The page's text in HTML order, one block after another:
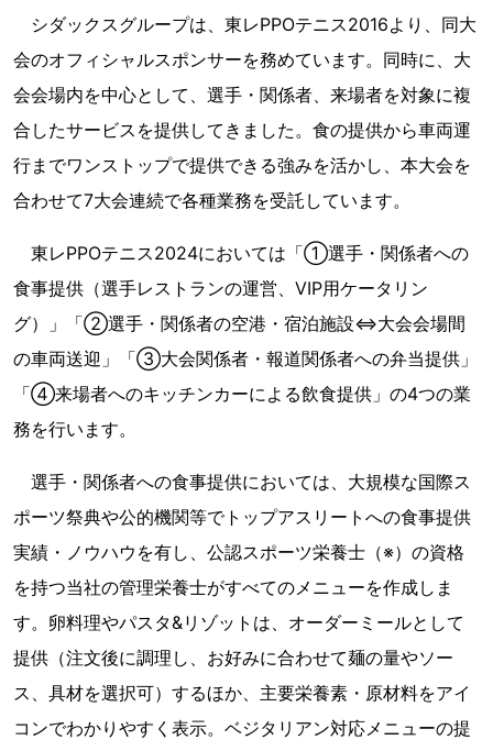
シダックスグループは、東レPPOテニス2016より、同大
会のオフィシャルスポンサーを務めています。同時に、大
会会場内を中心として、選手・関係者、来場者を対象に複
合したサービスを提供してきました。食の提供から車両運
行までワンストップで提供できる強みを活かし、本大会を
合わせて7大会連続で各種業務を受託しています。
東レPPOテニス2024においては「①選手・関係者への
食事提供（選手レストランの運営、VIP用ケータリン
グ）」「②選手・関係者の空港・宿泊施設⇔大会会場間
の車両送迎」「③大会関係者・報道関係者への弁当提供」
「④来場者へのキッチンカーによる飲食提供」の4つの業
務を行います。
選手・関係者への食事提供においては、大規模な国際ス
ポーツ祭典や公的機関等でトップアスリートへの食事提供
実績・ノウハウを有し、公認スポーツ栄養士（※）の資格
を持つ当社の管理栄養士がすべてのメニューを作成しま
す。卵料理やパスタ&リゾットは、オーダーミールとして
提供（注文後に調理し、お好みに合わせて麺の量やソー
ス、具材を選択可）するほか、主要栄養素・原材料をアイ
コンでわかりやすく表示。ベジタリアン対応メニューの提